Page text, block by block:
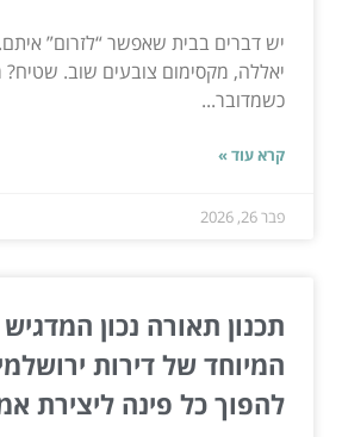
יש דברים בבית שאפשר “לזרום”
יאללה, מקסימום צובעים שוב.
כשמדובר...
קרא עוד »
פבר 26, 2026
תכנון תאורה נכון
המיוחד של דירות
להפוך כל פינה ליצירת